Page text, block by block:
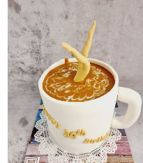
עוגה לקפה
התקשר/י